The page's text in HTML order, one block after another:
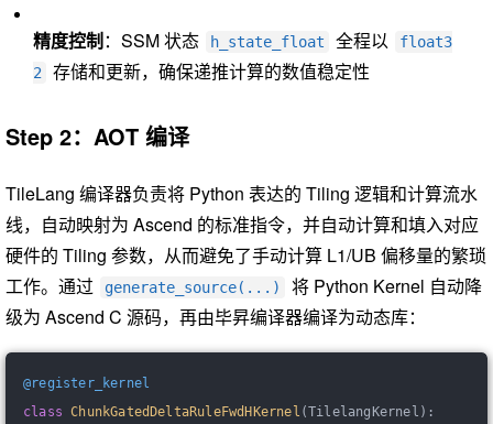
精度控制：SSM 状态 h_state_float 全程以
float3
2
存储和更新，确保递推计算的数值稳定性
Step 2：AOT 编译
TileLang 编译器负责将 Python 表达的 Tiling 逻辑和计算流水
线，自动映射为 Ascend 的标准指令，并自动计算和填入对应
硬件的 Tiling 参数，从而避免了手动计算 L1/UB 偏移量的繁琐
工作。通过
generate_source(...)
将 Python Kernel 自动降
级为 Ascend C 源码，再由毕昇编译器编译为动态库：
@register_kernel
class ChunkGatedDeltaRuleFwdHKernel (TilelangKernel) :